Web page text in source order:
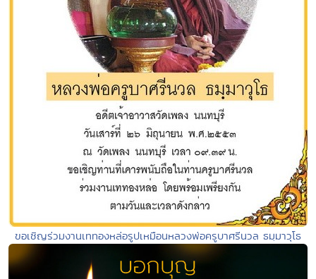
ขอเชิญร่วมงานเททองหล่อรูปเหมือนหลวงพ่อครูบาศรีนวล ธมฺมาวุโธ